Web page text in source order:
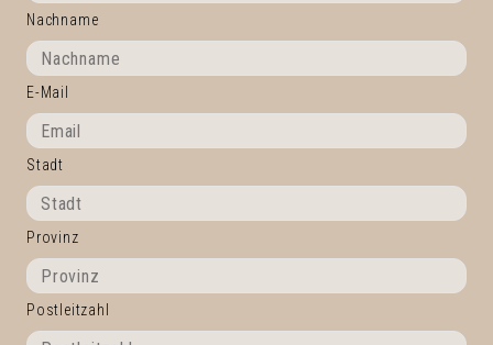
Nachname
E-Mail
Stadt
Provinz
Postleitzahl